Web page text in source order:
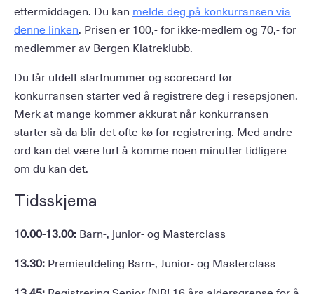
ettermiddagen. Du kan melde deg på konkurransen via
denne linken. Prisen er 100,- for ikke-medlem og 70,- for
medlemmer av Bergen Klatreklubb.
Du får utdelt startnummer og scorecard før
konkurransen starter ved å registrere deg i resepsjonen.
Merk at mange kommer akkurat når konkurransen
starter så da blir det ofte kø for registrering. Med andre
ord kan det være lurt å komme noen minutter tidligere
om du kan det.
Tidsskjema
10.00-13.00: Barn-, junior- og Masterclass
13.30: Premieutdeling Barn-, Junior- og Masterclass